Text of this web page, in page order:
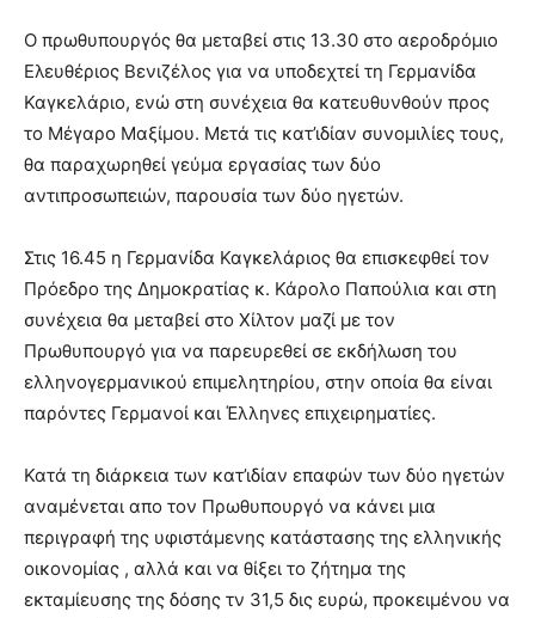
Ο πρωθυπουργός θα μεταβεί στις 13.30 στο αεροδρόμιο
Ελευθέριος Βενιζέλος για να υποδεχτεί τη Γερμανίδα
Καγκελάριο, ενώ στη συνέχεια θα κατευθυνθούν προς
το Μέγαρο Μαξίμου. Μετά τις κατ’ιδίαν συνομιλίες τους,
θα παραχωρηθεί γεύμα εργασίας των δύο
αντιπροσωπειών, παρουσία των δύο ηγετών.
Στις 16.45 η Γερμανίδα Καγκελάριος θα επισκεφθεί τον
Πρόεδρο της Δημοκρατίας κ. Κάρολο Παπούλια και στη
συνέχεια θα μεταβεί στο Χίλτον μαζί με τον
Πρωθυπουργό για να παρευρεθεί σε εκδήλωση του
ελληνογερμανικού επιμελητηρίου, στην οποία θα είναι
παρόντες Γερμανοί και Έλληνες επιχειρηματίες.
Κατά τη διάρκεια των κατ’ιδίαν επαφών των δύο ηγετών
αναμένεται απο τον Πρωθυπουργό να κάνει μια
περιγραφή της υφιστάμενης κατάστασης της ελληνικής
οικονομίας , αλλά και να θίξει το ζήτημα της
εκταμίευσης της δόσης τν 31,5 δις ευρώ, προκειμένου να